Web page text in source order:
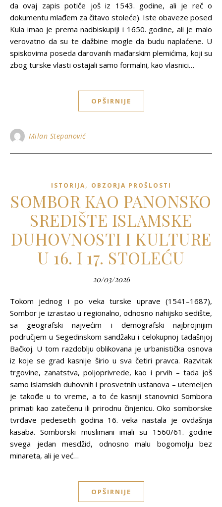
da ovaj zapis potiče još iz 1543. godine, ali je reč o
dokumentu mlađem za čitavo stoleće). Iste obaveze posed
Kula imao je prema nadbiskupiji i 1650. godine, ali je malo
verovatno da su te dažbine mogle da budu naplaćene. U
spiskovima poseda darovanih mađarskim plemićima, koji su
zbog turske vlasti ostajali samo formalni, kao vlasnici…
OPŠIRNIJE
Milan Stepanović
ISTORIJA, OBZORJA PROŠLOSTI
SOMBOR KAO PANONSKO
SREDIŠTE ISLAMSKE
DUHOVNOSTI I KULTURE
U 16. I 17. STOLEĆU
20/03/2026
Tokom jednog i po veka turske uprave (1541–1687),
Sombor je izrastao u regionalno, odnosno nahijsko sedište,
sa geografski najvećim i demografski najbrojnijim
područjem u Segedinskom sandžaku i celokupnoj tadašnjoj
Bačkoj. U tom razdoblju oblikovana je urbanistička osnova
iz koje se grad kasnije širio u sva četiri pravca. Razvitak
trgovine, zanatstva, polјoprivrede, kao i prvih – tada još
samo islamskih duhovnih i prosvetnih ustanova – utemelјen
je takođe u to vreme, a to će kasniji stanovnici Sombora
primati kao zatečenu ili prirodnu činjenicu. Oko somborske
tvrđave pedesetih godina 16. veka nastala je ovdašnja
kasaba. Somborski muslimani imali su 1560/61. godine
svega jedan mesdžid, odnosno malu bogomolјu bez
minareta, ali je već…
OPŠIRNIJE